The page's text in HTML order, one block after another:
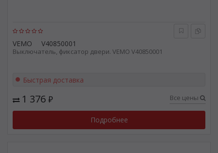
VEMO V40850001
Выключатель, фиксатор двери. VEMO V40850001
Быстрая доставка
1 376 ₽ Все цены
Подробнее